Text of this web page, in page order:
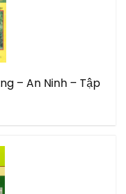
– An Ninh – Tập